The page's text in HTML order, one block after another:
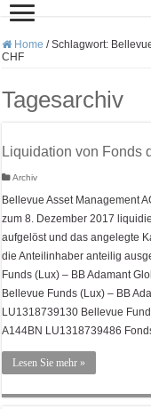
Home / Schlagwort:
CHF
Tagesarchiv
Liquidation von Fonds
Archiv
Bellevue Asset Management
zum 8. Dezember 2017
aufgelöst und das angelegte
die Anteilinhaber anteilig
Funds (Lux) – BB Adamant
Bellevue Funds (Lux) – BB
LU1318739130 Bellevue
A144BN LU1318739486
Lesen Sie mehr »